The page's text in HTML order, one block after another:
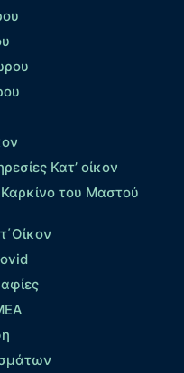
Κατ’ οίκον
του Μαστού